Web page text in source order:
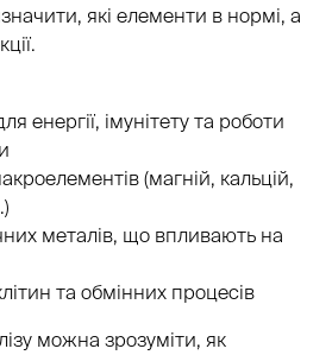
які елементи в нормі, а
енергії, імунітету та роботи
(магній, кальцій,
металів, що впливають на
та обмінних процесів
можна зрозуміти, як